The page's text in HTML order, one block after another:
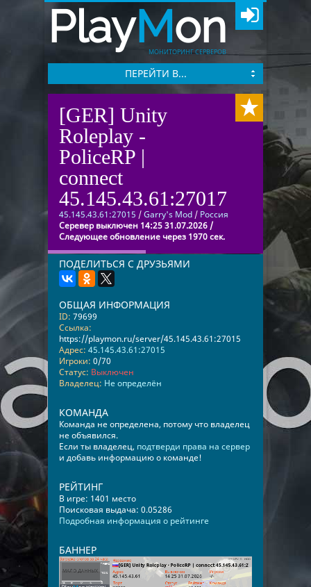
PlayMon
МОНИТОРИНГ СЕРВЕРОВ
ПЕРЕЙТИ В...
[GER] Unity
Roleplay -
PoliceRP |
connect
45.145.43.61:27017
45.145.43.61:27015 /Garry's Mod / Россия
Серевер выключен 14:25 31.07.2026 /
Следующее обновление через 1970 сек.
ПОДЕЛИТЬСЯ С ДРУЗЬЯМИ
ОБЩАЯ ИНФОРМАЦИЯ
ID: 79699
Ссылка:
https://playmon.ru/server/45.145.43.61:27015
Адрес: 45.145.43.61:27015
Игроки: 0/70
Статус: Выключен
Владелец: Не определён
КОМАНДА
Команда не определена, потому что владелец
не объявился.
Если ты владелец, подтверди права на сервер
и добавь информацию о команде!
РЕЙТИНГ
В игре: 1401 место
Поисковая выдача: 0.05286
Подробная информация о рейтинге
БАННЕР